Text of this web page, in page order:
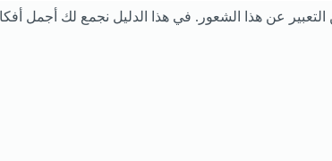
عن هذا الشعور. في هذا الدليل نجمع لك أجمل